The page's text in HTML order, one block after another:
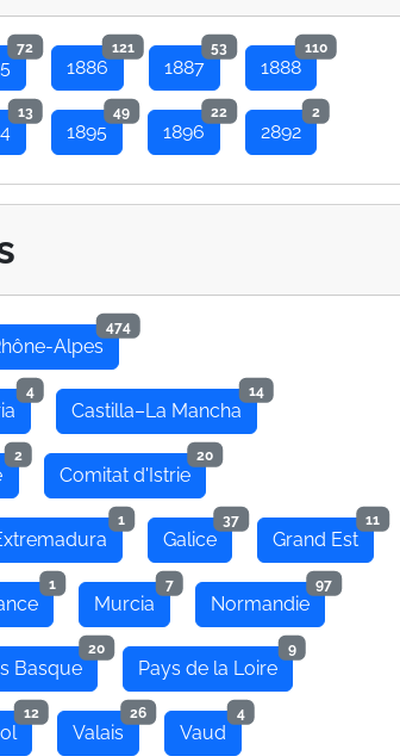
72
1886
121
1887
53
1888
110
13
1895
49
1896
22
2892
2
Alpes
474
4
Castilla–La Mancha
14
2
Comitat d'Istrie
20
1
Galice
37
Grand Est
11
1
Murcia
7
Normandie
97
Basque
20
Pays de la Loire
9
12
Valais
26
Vaud
4